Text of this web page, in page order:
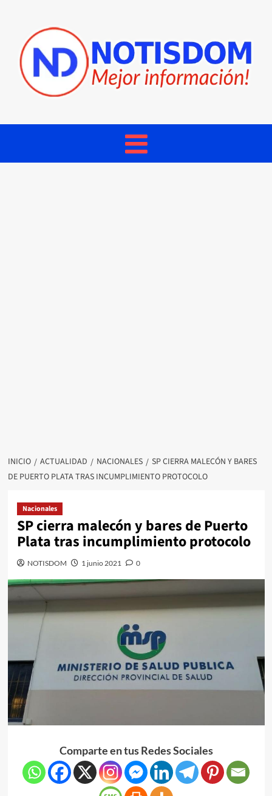
INICIO ACTUALIDAD NACIONALES
SP CIERRA MALECÓN Y BARES
DE PUERTO PLATA TRAS INCUMPLIMIENTO PROTOCOLO
Nacionales
SP cierra malecón y bares de Puerto
Plata tras incumplimiento protocolo
NOTISDOM 1 junio 2021 0
Comparte en tus Redes Sociales